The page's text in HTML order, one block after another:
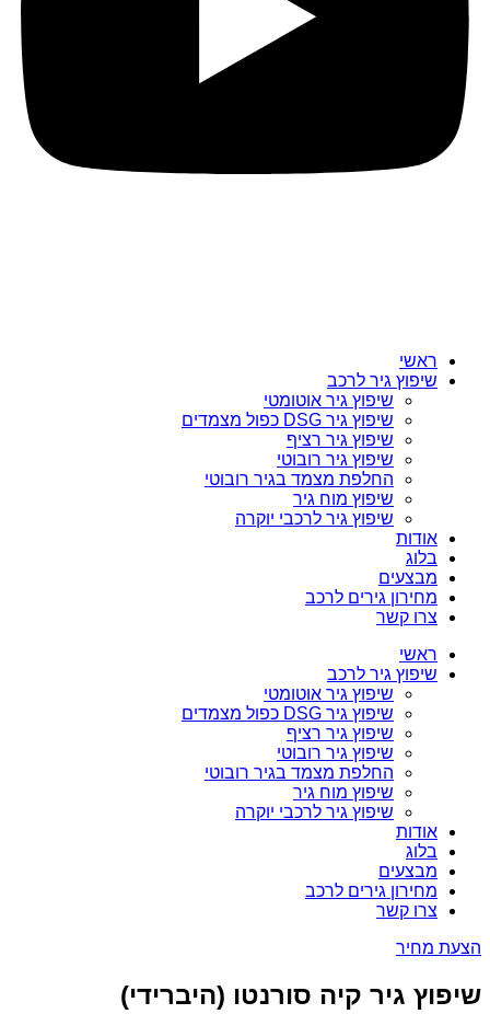
ראשי
שיפוץ גיר לרכב
שיפוץ גיר אוטומטי
שיפוץ גיר DSG כפול מצמדים
שיפוץ גיר רציף
שיפוץ גיר רובוטי
החלפת מצמד בגיר רובוטי
שיפוץ מוח גיר
שיפוץ גיר לרכבי יוקרה
אודות
בלוג
מבצעים
מחירון גירים לרכב
צרו קשר
ראשי
שיפוץ גיר לרכב
שיפוץ גיר אוטומטי
שיפוץ גיר DSG כפול מצמדים
שיפוץ גיר רציף
שיפוץ גיר רובוטי
החלפת מצמד בגיר רובוטי
שיפוץ מוח גיר
שיפוץ גיר לרכבי יוקרה
אודות
בלוג
מבצעים
מחירון גירים לרכב
צרו קשר
הצעת מחיר
שיפוץ גיר קיה סורנטו (היברידי)